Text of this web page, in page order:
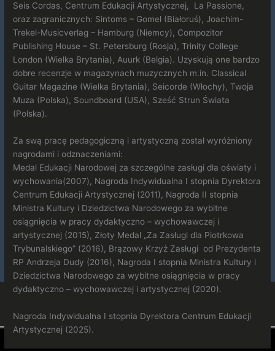
Seis Cordas, Centrum Edukacji Artystycznej, La Passione,
oraz zagranicznych: Sintoms – Gomel (Białoruś), Joachim-
Trekel-Musicverlag – Hamburg (Niemcy), Compozitor
Publishing House – St. Petersburg (Rosja), Trinity College
London (Wielka Brytania), Auurk (Belgia). Uzyskują one bardzo
dobre recenzje w magazynach muzycznych m.in. Classical
Guitar Magazine (Wielka Brytania), Seicorde (Włochy), Twoja
Muza (Polska), Soundboard (USA), Sześć Strun Świata
(Polska).
Za swą pracę pedagogiczną i artystyczną został wyróżniony
nagrodami i odznaczeniami:
Medal Edukacji Narodowej za szczególne zasługi dla oświaty i
wychowania(2007), Nagroda Indywidualna I stopnia Dyrektora
Centrum Edukacji Artystycznej (2011), Nagroda II stopnia
Ministra Kultury i Dziedzictwa Narodowego za wybitne
osiągnięcia w pracy dydaktyczno – wychowawczej i
artystycznej (2015), Złoty Medal „Za Zasługi dla Piotrkowa
Trybunalskiego” (2016), Brązowy Krzyż Zasługi od Prezydenta
RP Andrzeja Dudy (2016), Nagroda I stopnia Ministra Kultury i
Dziedzictwa Narodowego za wybitne osiągnięcia w pracy
dydaktyczno – wychowawczej i artystycznej (2020).
Nagroda Indywidualna I stopnia Dyrektora Centrum Edukacji
Artystycznej (2025).